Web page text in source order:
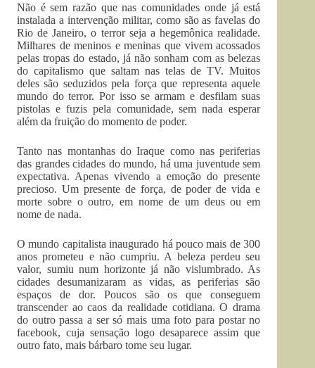
Não é sem razão que nas comunidades onde já está
instalada a intervenção militar, como são as favelas do
Rio de Janeiro, o terror seja a hegemônica realidade.
Milhares de meninos e meninas que vivem acossados
pelas tropas do estado, já não sonham com as belezas
do capitalismo que saltam nas telas de TV. Muitos
deles são seduzidos pela força que representa aquele
mundo do terror. Por isso se armam e desfilam suas
pistolas e fuzis pela comunidade, sem nada esperar
além da fruição do momento de poder.
Tanto nas montanhas do Iraque como nas periferias
das grandes cidades do mundo, há uma juventude sem
expectativa. Apenas vivendo a emoção do presente
precioso. Um presente de força, de poder de vida e
morte sobre o outro, em nome de um deus ou em
nome de nada.
O mundo capitalista inaugurado há pouco mais de 300
anos prometeu e não cumpriu. A beleza perdeu seu
valor, sumiu num horizonte já não vislumbrado. As
cidades desumanizaram as vidas, as periferias são
espaços de dor. Poucos são os que conseguem
transcender ao caos da realidade cotidiana. O drama
do outro passa a ser só mais uma foto para postar no
facebook, cuja sensação logo desaparece assim que
outro fato, mais bárbaro tome seu lugar.